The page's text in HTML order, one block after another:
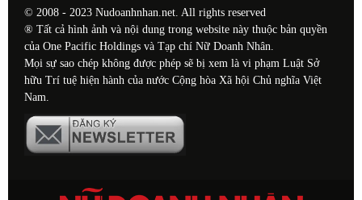
© 2008 - 2023 Nudoanhnhan.net. All rights reserved
® Tất cả hình ảnh và nội dung trong website này thuộc bản quyền
của One Pacific Holdings và Tạp chí Nữ Doanh Nhân.
Mọi sự sao chép không được phép sẽ bị xem là vi phạm Luật Sở
hữu Trí tuệ hiện hành của nước Cộng hòa Xã hội Chủ nghĩa Việt
Nam.